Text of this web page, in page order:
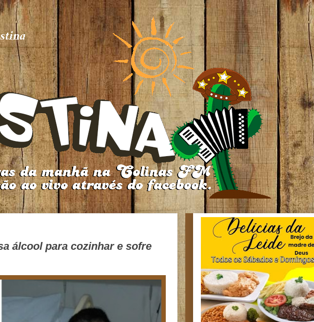
álcool para cozinhar e sofre